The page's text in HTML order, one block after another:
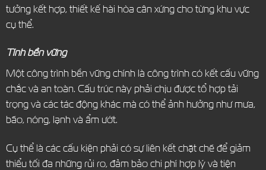
tưởng kết hợp, thiết kế hài hòa cân xứng cho từng khu vực
cụ thể.
Tính bền vững
Một công trình bền vững chính là công trình có kết cấu vững
chắc và an toàn. Cấu trúc này phải chịu được tổ hợp tải
trọng và các tác động khác mà có thể ảnh hưởng như mưa,
bão, nóng, lạnh và ẩm ướt.
Cụ thể là các cấu kiện phải có sự liên kết chặt chẽ để giảm
thiểu tối đa những rủi ro, đảm bảo chi phí hợp lý và tiện